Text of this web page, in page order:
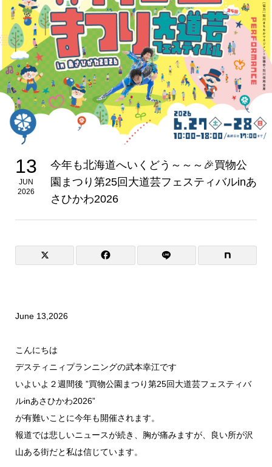
13
JUN
2026
今年も北海道へいくどう～～～🎉買物公
園まつり第25回大道芸フェスティバルinあ
さひかわ2026
June 13,2026
こんにちは
デスティニィプランニングの武本幸江です
いよいよ２週間後 ”買物公園まつり第25回大道芸フェスティバ
ルinあさひかわ2026”
が有難いことに今年も開催されます。
報道では悲しいニュースが続き、胸が痛みますが、良い所が沢
山ある街だと私は信じています。